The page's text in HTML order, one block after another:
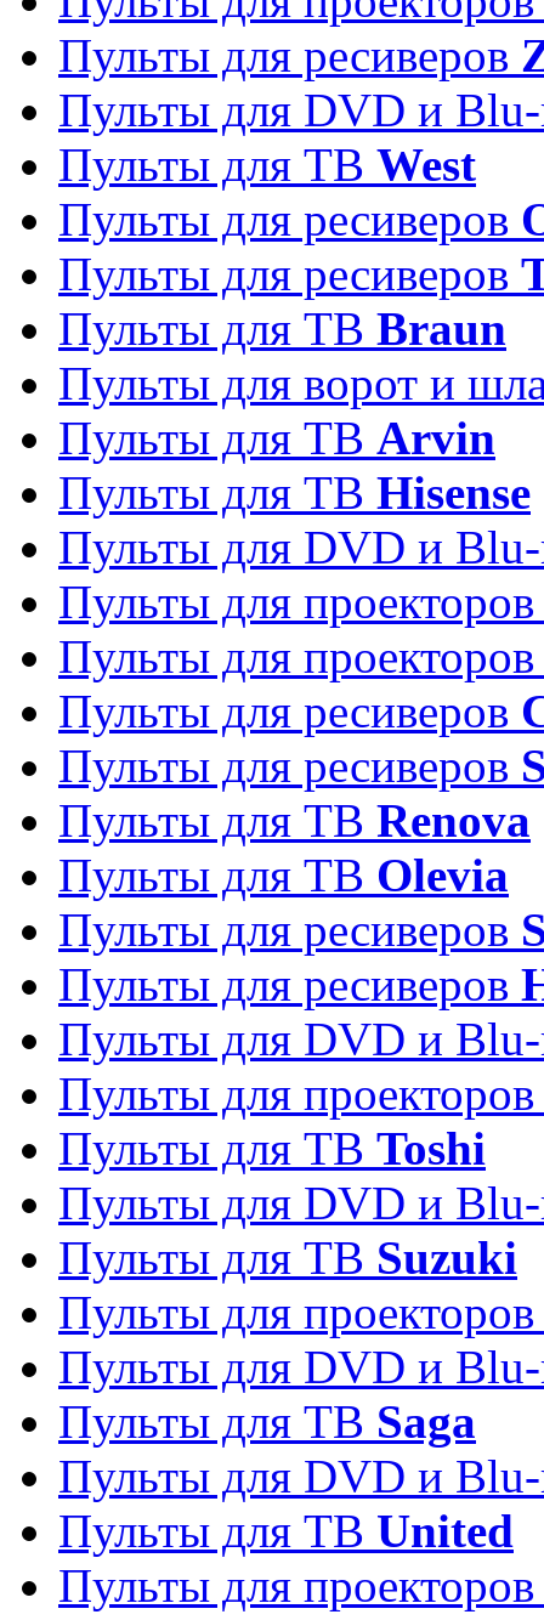
Пульты для ресиверов
Пульты для DVD и
Пульты для ТВ West
Пульты для ресиверов
Пульты для ресиверов
Пульты для ТВ Braun
Пульты для ворот и
Пульты для ТВ Arvin
Пульты для ТВ Hisense
Пульты для DVD и
Пульты для
Пульты для
Пульты для ресиверов
Пульты для ресиверов
Пульты для ТВ Renova
Пульты для ТВ Olevia
Пульты для ресиверов
Пульты для ресиверов
Пульты для DVD и
Пульты для
Пульты для ТВ Toshi
Пульты для DVD и
Пульты для ТВ Suzuki
Пульты для
Пульты для DVD и
Пульты для ТВ Saga
Пульты для DVD и
Пульты для ТВ United
Пульты для